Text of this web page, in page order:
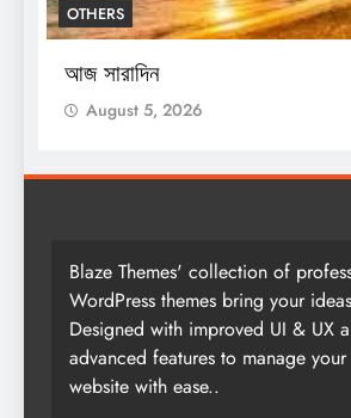
OTHERS
আজ সারাদিন
August 5, 2026
Blaze Themes' collection of
WordPress themes bring your
Designed with improved UI & UX
advanced features to manage
website with ease..